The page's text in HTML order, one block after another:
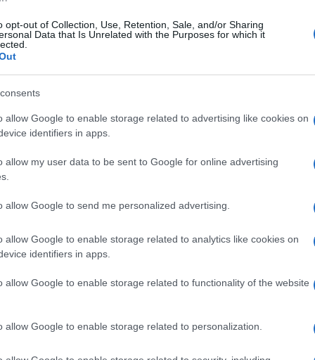
opt-out of Collection, Use, Retention, Sale, and/or Sharing
Data that Is Unrelated with the Purposes for which it
allow Google to enable storage related to advertising like cookies on
identifiers in apps.
allow my user data to be sent to Google for online advertising
allow Google to send me personalized advertising.
allow Google to enable storage related to analytics like cookies on
identifiers in apps.
allow Google to enable storage related to functionality of the website
allow Google to enable storage related to personalization.
percorso intrapreso dalla Sardegna per
il presidente Vargiu parlando
invito è stato accolto con estremo favore
arrivare per proseguire nell’importante
una volta, come già eraavvenuto per
,SassarieOristano
meglio la storia della Sardegna da parte
ci spinge a proseguire nel cammino